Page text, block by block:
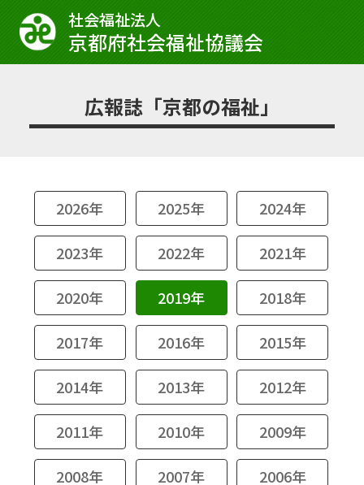
社会福祉法⼈
京都府社会福祉協議会
広報誌「京都の福祉」
2026年 2025年 2024年
2023年 2022年 2021年
2020年 2019年 2018年
2017年 2016年 2015年
2014年 2013年 2012年
2011年 2010年 2009年
2008年 2007年 2006年